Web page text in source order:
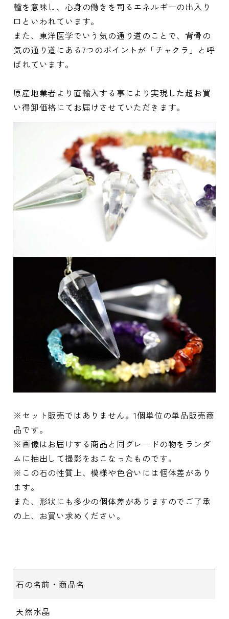
轤を意味し、心身の働きを司るエネルギーの出入り
口といわれています。
また、東洋医学でいう気の通り道のことで、背骨の
気の通り道にある7つのポイントが「チャクラ」と呼
ばれています。
原産地業者より直輸入する事により実現した超お買
い得卸価格にてお届けさせていただきます。
※セット販売ではありません。1個単位の単品販売商
品です。
※画像はお届けする商品と同グレードの物をランダ
ムに抽出して撮影をおこなったものです。
※この石の性質上、模様や色合いには個体差があり
ます。
また、形状にも多少の個体差がありますのでご了承
の上、お買い求めください。
石の名前・商品名
天然水晶